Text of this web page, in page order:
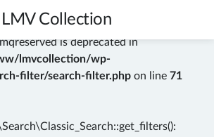
of dynamic property
is deprecated in
lmvcollection/wp-
filter/search-filter.php on line 71
LMV Collection